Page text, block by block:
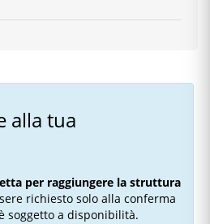
alla tua
per raggiungere la struttura
richiesto solo alla conferma
soggetto a disponibilità.